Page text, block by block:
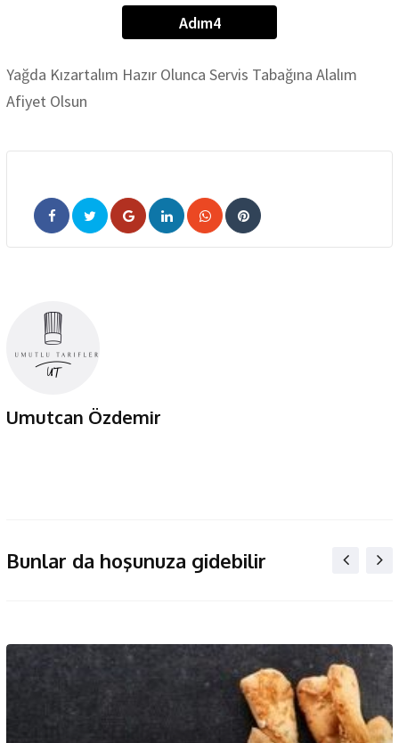
Adım4
Yağda Kızartalım Hazır Olunca Servis Tabağına Alalım
Afiyet Olsun
Google+LinkedInWhatsappPinterest
Umutcan Özdemir
Bunlar da hoşunuza gidebilir